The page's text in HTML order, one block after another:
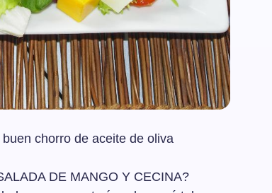
chorro de aceite de oliva
DE MANGO Y CECINA?